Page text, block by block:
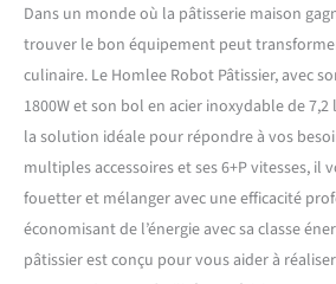
Dans un monde où la pâtisserie maison
trouver le bon équipement peut
culinaire. Le Homlee Robot Pâtissier, avec
1800W et son bol en acier inoxydable de
la solution idéale pour répondre à vos
multiples accessoires et ses 6+P vitesses, il
fouetter et mélanger avec une efficacité
économisant de l’énergie avec sa classe
pâtissier est conçu pour vous aider à